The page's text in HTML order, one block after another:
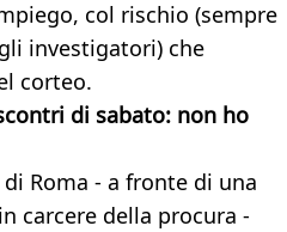
col rischio (sempre
investigatori) che
corteo.
di sabato: non ho
Roma - a fronte di una
carcere della procura -